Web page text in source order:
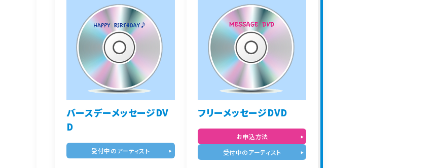
バースデーメッセージDV
D
受付中のアーティスト
フリーメッセージDVD
お申込方法
受付中のアーティスト